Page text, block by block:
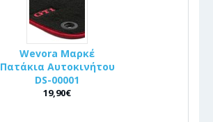
Wevora Μαρκέ
Πατάκια Αυτοκινήτου
DS-00001
19,90€